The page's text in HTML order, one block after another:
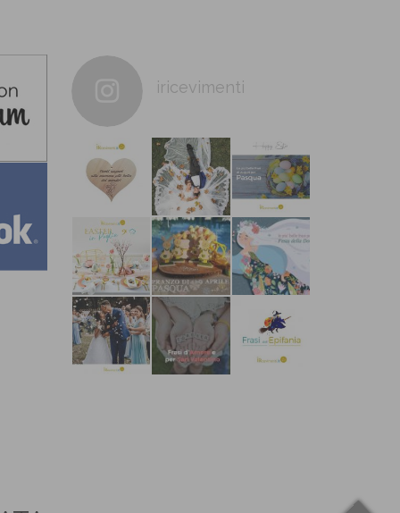
iricevimenti